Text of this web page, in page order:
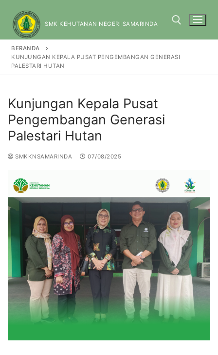
SMK KEHUTANAN NEGERI SAMARINDA
BERANDA
KUNJUNGAN KEPALA PUSAT PENGEMBANGAN GENERASI
PALESTARI HUTAN
Kunjungan Kepala Pusat
Pengembangan Generasi
Palestari Hutan
SMKKNSAMARINDA 07/08/2025